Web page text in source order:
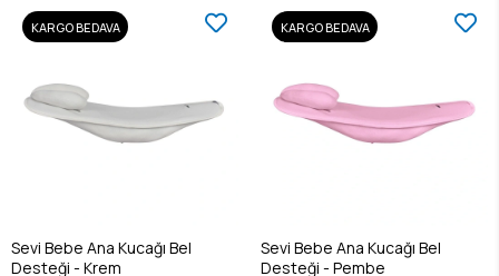
KARGO BEDAVA
Sevi Bebe Ana Kucağı Bel
Desteği - Krem
KARGO BEDAVA
Sevi Bebe Ana Kucağı Bel
Desteği - Pembe